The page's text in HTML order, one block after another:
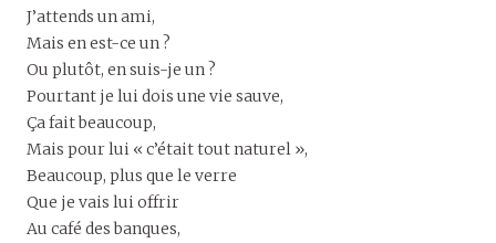
J’attends un ami,
Mais en est-ce un ?
Ou plutôt, en suis-je un ?
Pourtant je lui dois une vie sauve,
Ça fait beaucoup,
Mais pour lui « c’était tout naturel »,
Beaucoup, plus que le verre
Que je vais lui offrir
Au café des banques,